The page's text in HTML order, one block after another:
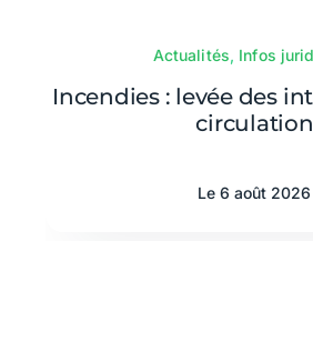
Actualités, Infos
Incendies : levée des
circulation
Le 6 août 2026